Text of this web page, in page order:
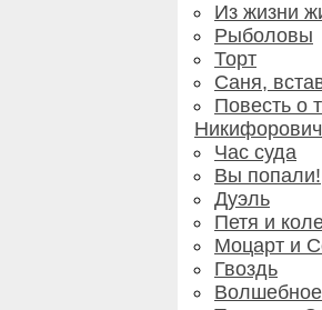
Из жизни
Рыболовы
Торт
Саня,
Повесть о
Час суда
Вы попали!
Дуэль
Петя и
Моцарт и
Гвоздь